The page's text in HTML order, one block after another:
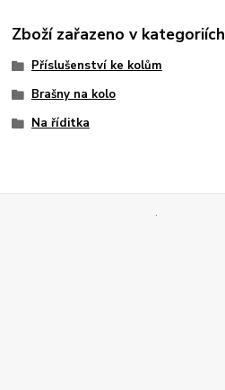
Zboží zařazeno v kategoriích
Příslušenství ke kolům
Brašny na kolo
Na říditka
.